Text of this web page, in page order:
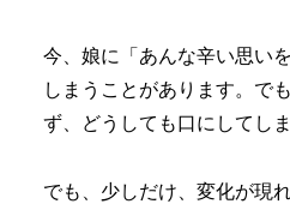
今、娘に「あんな辛い思い
しまうことがあります。で
ず、どうしても口にしてしま
でも、少しだけ、変化が現